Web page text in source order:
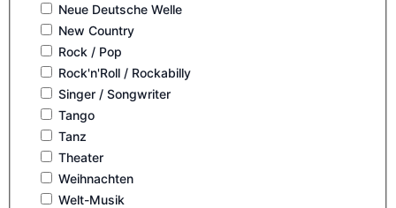
Neue Deutsche Welle
New Country
Rock / Pop
Rock'n'Roll / Rockabilly
Singer / Songwriter
Tango
Tanz
Theater
Weihnachten
Welt-Musik